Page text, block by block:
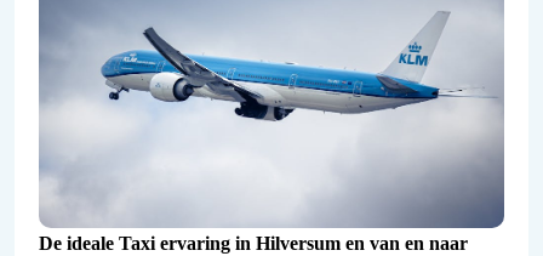
De ideale Taxi ervaring in Hilversum en van en naar